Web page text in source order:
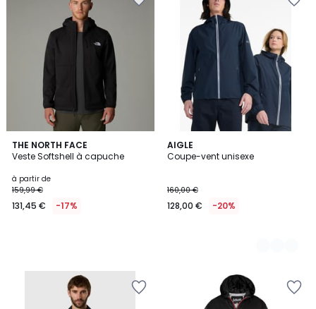
THE NORTH FACE
Veste Softshell à capuche
à partir de
159,99 €
131,45 € -17%
AIGLE
Coupe-vent unisexe
160,00 €
128,00 € -20%
2
Couleurs